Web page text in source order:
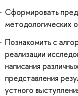
Сформировать
методологических
Познакомить с
реализации
написания
представления
устного